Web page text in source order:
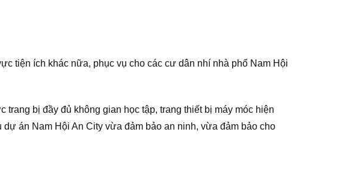
tiện ích khác nữa, phục vụ cho các cư dân nhí nhà phố Nam Hội
bị đầy đủ không gian học tập, trang thiết bị máy móc hiện
án Nam Hội An City vừa đảm bảo an ninh, vừa đảm bảo cho